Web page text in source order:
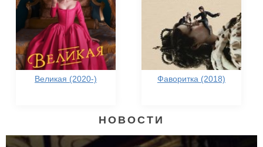
Великая (2020-) Фаворитка (2018)
НОВОСТИ